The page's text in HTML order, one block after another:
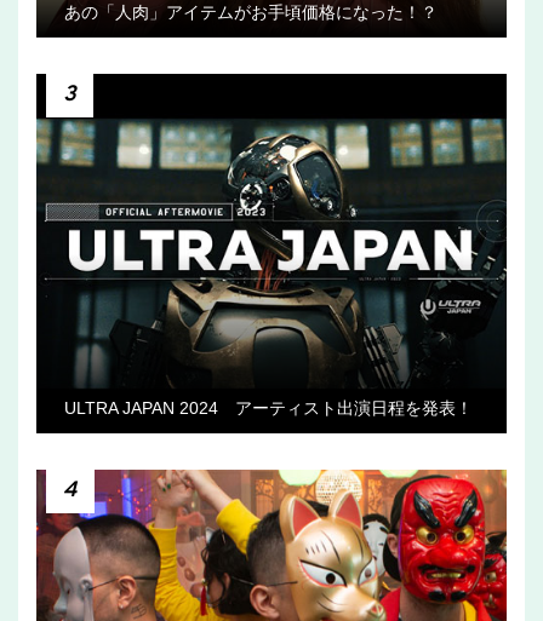
あの「人肉」アイテムがお手頃価格になった！？
3
ULTRA JAPAN 2024 アーティスト出演日程を発表！
4